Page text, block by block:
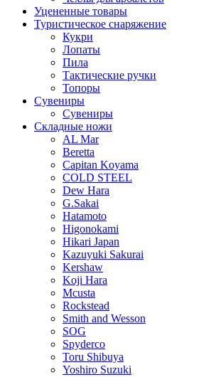
Уцененные товары
Туристическое снаряжение
Кукри
Лопаты
Пила
Тактические ручки
Топоры
Сувениры
Сувениры
Складные ножи
AL Mar
Beretta
Capitan Koyama
COLD STEEL
Dew Hara
G.Sakai
Hatamoto
Higonokami
Hikari Japan
Kazuyuki Sakurai
Kershaw
Koji Hara
Mcusta
Rockstead
Smith and Wesson
SOG
Spyderco
Toru Shibuya
Yoshiro Suzuki